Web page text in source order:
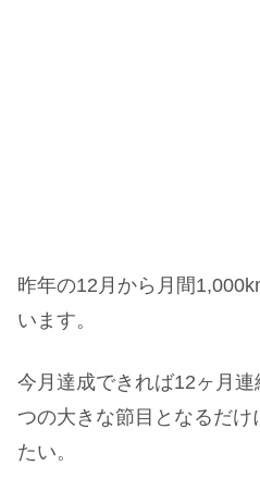
昨年の12月から月間
います。
今月達成できれば12ヶ月
つの大きな節目となるだ
たい。